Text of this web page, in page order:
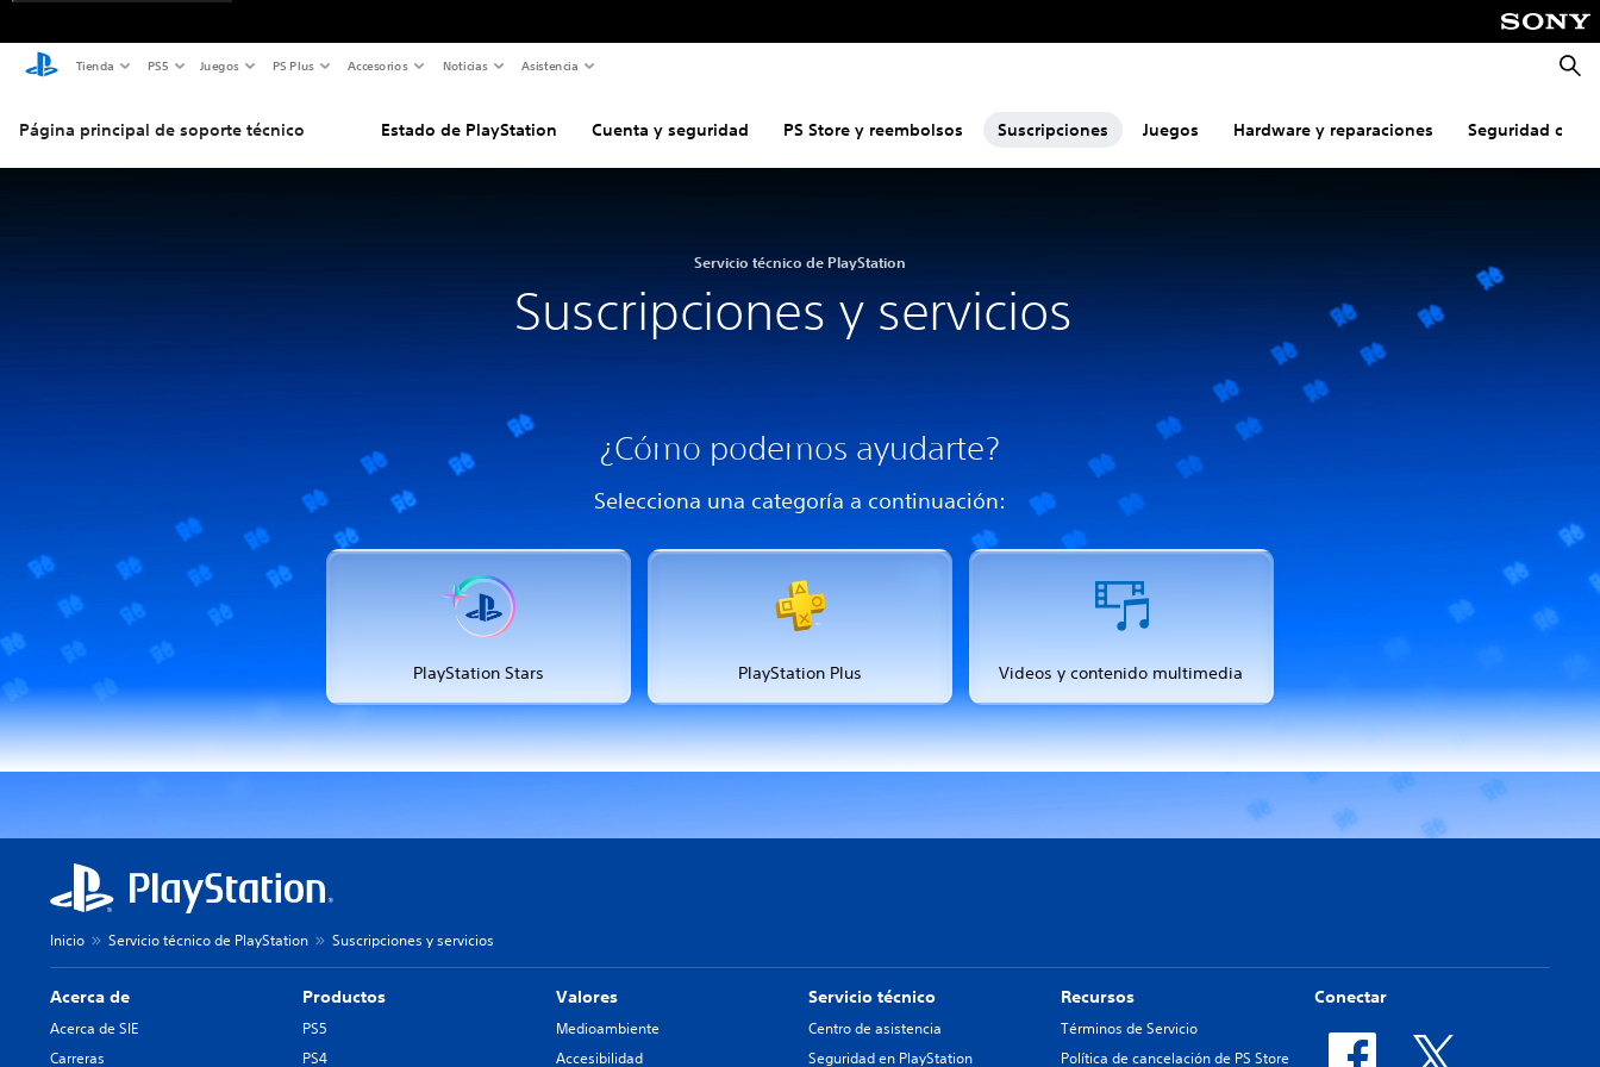
Tienda PS5 Juegos PS Plus Accesorios Noticias Asistencia
Página principal de soporte técnico Estado de PlayStation Cuenta y seguridad PS Store y reembolsos Suscripciones Juegos Hardware y reparaciones Seguridad
Servicio técnico de PlayStation
Suscripciones y servicios
¿Cómo podemos ayudarte?
Selecciona una categoría a continuación:
PlayStation Stars PlayStation Plus Videos y contenido multimedia
Inicio Servicio técnico de PlayStation Suscripciones y servicios
Acerca de
Acerca de SIE
Carreras
Productos
PS5
PS4
Valores
Medioambiente
Accesibilidad
Servicio técnico
Centro de asistencia
Seguridad en PlayStation
Recursos
Términos de Servicio
Política de cancelación de PS Store
Conectar